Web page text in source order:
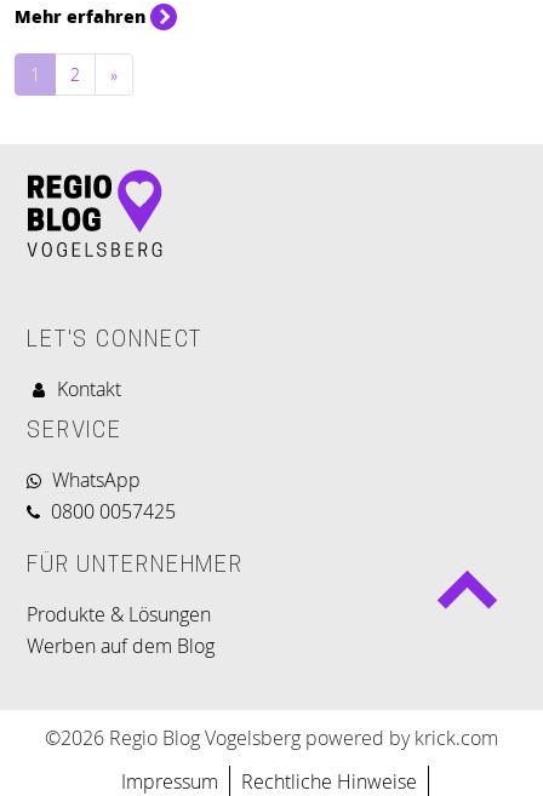
Mehr erfahren
Beitragsnavigation
1 2 »
LET'S CONNECT
Kontakt
SERVICE
WhatsApp
0800 0057425
FÜR UNTERNEHMER
Produkte & Lösungen
Werben auf dem Blog
©2026 Regio Blog Vogelsberg powered by krick.com
Impressum
Rechtliche Hinweise